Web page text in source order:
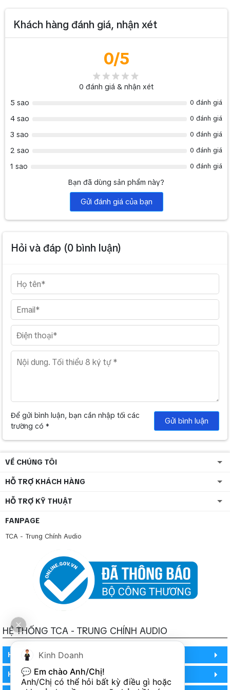
>> Một số sản phẩm phụ kiện Soundking cùng chức năng giá rẻ
hơn: Chân treo loa Soundking DLB004
Khách hàng đánh giá, nhận xét
0/5
0 đánh giá & nhận xét
5 sao
0 đánh giá
4 sao 0 đánh giá
3 sao 0 đánh giá
2 sao 0 đánh giá
1 sao 0 đánh giá
Bạn đã dùng sản phẩm này?
Gửi đánh giá của bạn
Hỏi và đáp (0 bình luận)
Để gửi bình luận, bạn cần nhập tối các
trường có *
Gửi bình luận
VỀ CHÚNG TÔI
HỖ TRỢ KHÁCH HÀNG
HỖ TRỢ KỸ THUẬT
FANPAGE
TCA - Trung Chính Audio
HỆ THỐNG TCA - TRUNG CHÍNH AUDIO
HỒ CHÍ MINH
HỒ CHÍ MINH
Kinh Doanh
💬 Em chào Anh/Chị!
Anh/Chị có thể hỏi bất kỳ điều gì hoặc